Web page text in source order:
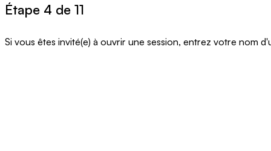
Étape 4 de 11
Si vous êtes invité(e) à ouvrir une session, entrez votre nom